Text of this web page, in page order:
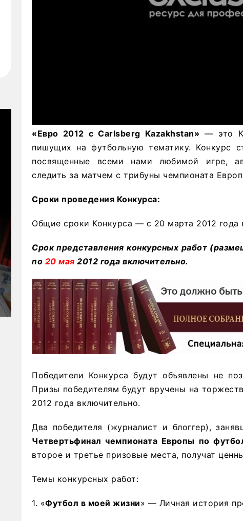
«Евро 2012 сCarlsberg Kazakhstan» — это
пишущих на футбольную тематику. Конкурс
посвященные всеми нами любимой игре,
следить за матчем с трибуны чемпионата
Сроки проведения Конкурса:
Общие сроки Конкурса — с 20 марта 2012 года
Срок представления конкурсных работ
по 20 мая 2012 года включительно.
Победители Конкурса будут объявлены не
Призы победителям будут вручены на
2012 года включительно.
Два победителя (журналист и блоггер),
Четвертьфинал чемпионата Европы по
второе и третье призовые места, получат
Темы конкурсных работ:
1. «Футбол в моей жизни» — Личная история